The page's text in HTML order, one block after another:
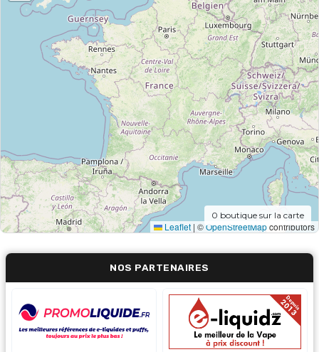
Leaflet | ©OpenStreetMapcontributors
0 boutique sur la carte
NOS PARTENAIRES